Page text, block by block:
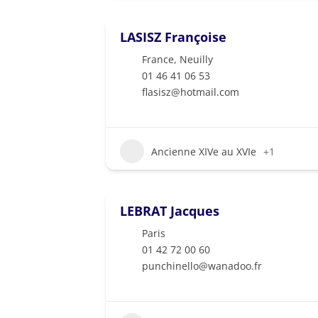
LASISZ Françoise
France, Neuilly
01 46 41 06 53
flasisz@hotmail.com
Ancienne XIVe au XVIe +1
LEBRAT Jacques
Paris
01 42 72 00 60
punchinello@wanadoo.fr